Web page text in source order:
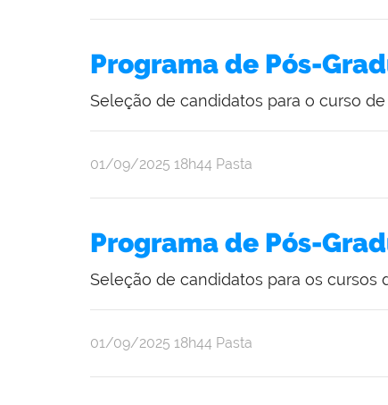
Programa de Pós-
Seleção de candidatos para o curso
publicado
01/09/2025 18h44 Pasta
Programa de Pós-
Seleção de candidatos para os
publicado
01/09/2025 18h44 Pasta